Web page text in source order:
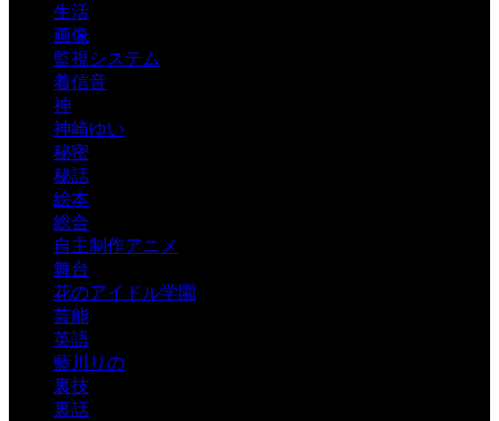
生活
画像
監視システム
着信音
神
神崎ゆい
秘密
秘話
絵本
総合
自主制作アニメ
舞台
花のアイドル学園
芸能
英語
藍川りの
裏技
裏話